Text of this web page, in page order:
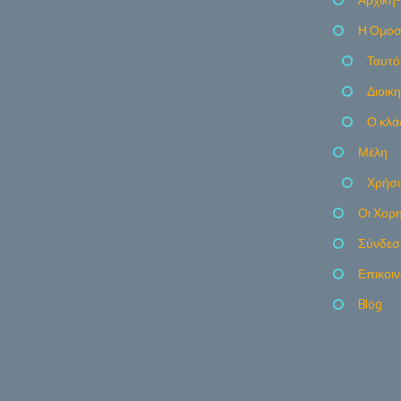
Η
Ο
Μέλη
Οι
Blog